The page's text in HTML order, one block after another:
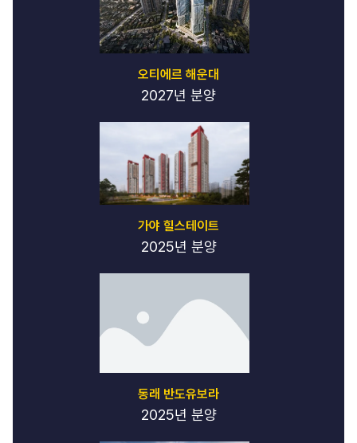
오티에르 해운대
2027년 분양
가야 힐스테이트
2025년 분양
동래 반도유보라
2025년 분양